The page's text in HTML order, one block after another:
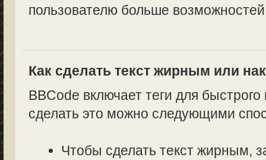
пользователю больше
Как сделать текст жирным или
BBCode включает теги для
сделать это можно следующими
Чтобы сделать текст жирным,